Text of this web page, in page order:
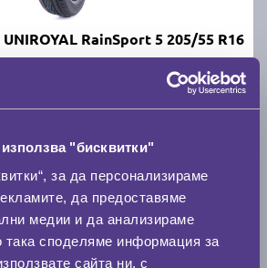
"бисквитки"
за да персонализираме
да предоставяме
медии и да анализираме
споделяме информация за
сайта ни, с
RainSport 5 205/55 R16
71
63.49 € / 124.18 лв.
виж повече